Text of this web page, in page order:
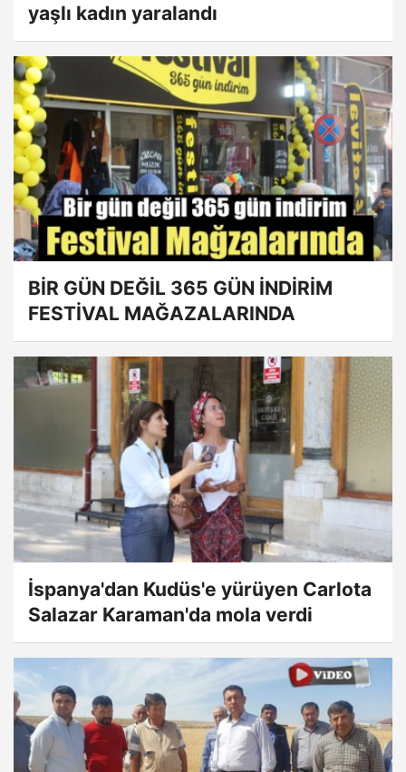
yaşlı kadın yaralandı
BİR GÜN DEĞİL 365 GÜN İNDİRİM
FESTİVAL MAĞAZALARINDA
İspanya'dan Kudüs'e yürüyen Carlota
Salazar Karaman'da mola verdi